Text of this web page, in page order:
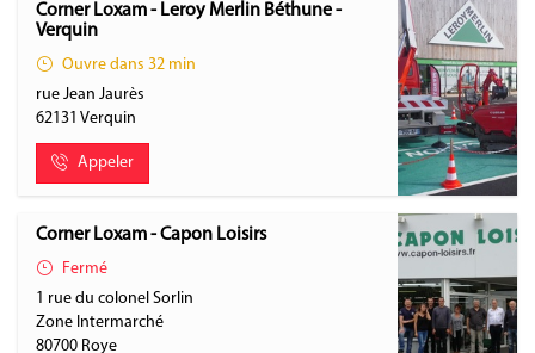
Corner Loxam - Leroy Merlin Béthune -
Verquin
Ouvre dans 32 min
rue Jean Jaurès
62131 Verquin
Appeler
Corner Loxam - Capon Loisirs
Fermé
1 rue du colonel Sorlin
Zone Intermarché
80700 Roye